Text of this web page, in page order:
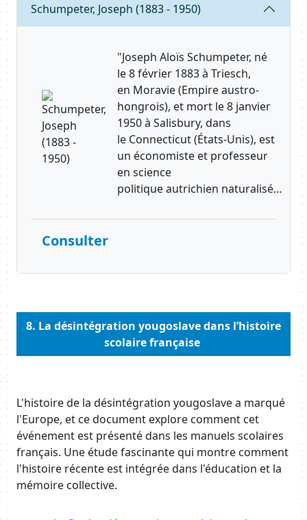
Schumpeter, Joseph (1883 - 1950)
"Joseph Aloïs Schumpeter, né
le 8 février 1883 à Triesch,
en Moravie (Empire austro-
hongrois), et mort le 8 janvier
1950 à Salisbury, dans
le Connecticut (États-Unis), est
un économiste et professeur
en science
politique autrichien naturalisé…
Consulter
Body
8. La désintégration yougoslave dans l’histoire
scolaire française
Body
L'histoire de la désintégration yougoslave a marqué
l'Europe, et ce document explore comment cet
événement est présenté dans les manuels scolaires
français. Une étude fascinante qui montre comment
l'histoire récente est intégrée dans l'éducation et la
mémoire collective.